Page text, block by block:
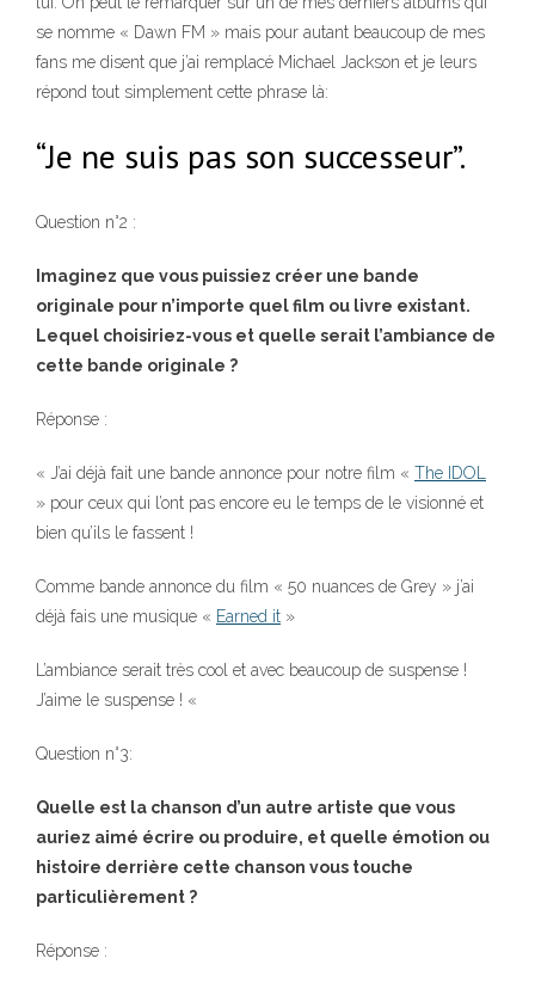
se nomme « Dawn FM » mais pour autant beaucoup de mes
fans me disent que j’ai remplacé Michael Jackson et je leurs
répond tout simplement cette phrase là:
“Je ne suis pas son successeur”.
Question n°2 :
Imaginez que vous puissiez créer une bande
originale pour n’importe quel film ou livre existant.
Lequel choisiriez-vous et quelle serait l’ambiance de
cette bande originale ?
Réponse :
« J’ai déjà fait une bande annonce pour notre film « The IDOL
» pour ceux qui l’ont pas encore eu le temps de le visionné et
bien qu’ils le fassent !
Comme bande annonce du film « 50 nuances de Grey » j’ai
déjà fais une musique « Earned it »
L’ambiance serait très cool et avec beaucoup de suspense !
J’aime le suspense ! «
Question n°3:
Quelle est la chanson d’un autre artiste que vous
auriez aimé écrire ou produire, et quelle émotion ou
histoire derrière cette chanson vous touche
particulièrement ?
Réponse :